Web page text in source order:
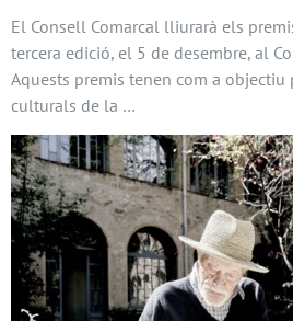
El Consell Comarcal lliurarà els
tercera edició, el 5 de desembre, al
Aquests premis tenen com a
culturals de la …